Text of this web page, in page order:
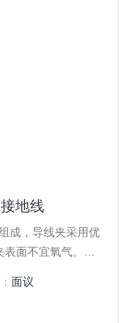
地线
成，导线夹采用优
面不宜氧气。操
面议